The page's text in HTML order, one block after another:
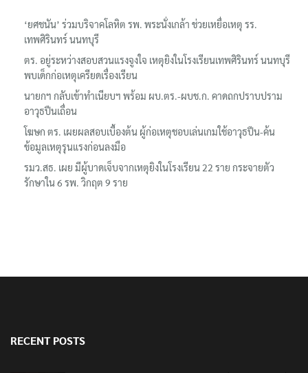
‘ยศชนัน’ ร่วมบริจาคโลหิต รพ. พระนั่งเกล้า ช่วยเหยื่อเหตุ รร.
เทพศิรินทร์ นนทบุรี
ตร. อยู่ระหว่างสอบสวนแรงจูงใจ เหตุยิงในโรงเรียนเทพศิรินทร์ นนทบุรี
พบเด็กก่อเหตุเครียดเรื่องเรียน
นายกฯ กลับเข้าทำเนียบฯ พร้อม ผบ.ตร.-ผบช.ก. คาดถกปราบปราม
อาวุธปืนเถื่อน
โฆษก ตร. เผยผลสอบเบื้องต้น ผู้ก่อเหตุชอบเล่นเกมใช้อาวุธปืน-ค้น
ข้อมูลเหตุรุนแรงก่อนลงมือ
รมว.สธ. เผย มีผู้บาดเจ็บจากเหตุยิงในโรงเรียน 22 ราย กระจายตัว
รักษาใน 6 รพ. วิกฤต 9 ราย
RECENT POSTS